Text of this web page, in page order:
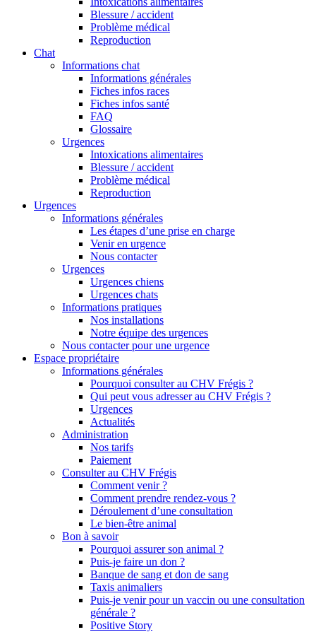
Blessure / accident
Problème médical
Reproduction
Chat
Informations chat
Informations générales
Fiches infos races
Fiches infos santé
FAQ
Glossaire
Urgences
Intoxications alimentaires
Blessure / accident
Problème médical
Reproduction
Urgences
Informations générales
Les étapes d’une prise en charge
Venir en urgence
Nous contacter
Urgences
Urgences chiens
Urgences chats
Informations pratiques
Nos installations
Notre équipe des urgences
Nous contacter pour une urgence
Espace propriétaire
Informations générales
Pourquoi consulter au CHV Frégis ?
Qui peut vous adresser au CHV Frégis ?
Urgences
Actualités
Administration
Nos tarifs
Paiement
Consulter au CHV Frégis
Comment venir ?
Comment prendre rendez-vous ?
Déroulement d’une consultation
Le bien-être animal
Bon à savoir
Pourquoi assurer son animal ?
Puis-je faire un don ?
Banque de sang et don de sang
Taxis animaliers
Puis-je venir pour un vaccin ou une consultation
générale ?
Positive Story